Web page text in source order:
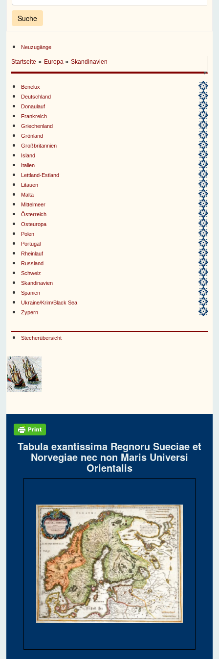
Neuzugänge
Startseite » Europa »Skandinavien
Benelux
Deutschland
Donaulauf
Frankreich
Griechenland
Grönland
Großbritannien
Island
Italien
Lettland-Estland
Litauen
Malta
Mittelmeer
Österreich
Osteuropa
Polen
Portugal
Rheinlauf
Russland
Schweiz
Skandinavien
Spanien
Ukraine/Krim/Black Sea
Zypern
Stecherübersicht
Tabula exantissima Regnoru Sueciae et
Norvegiae nec non Maris Universi
Orientalis